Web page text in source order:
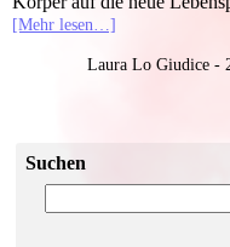
[Mehr lesen…]
Laura Lo Giudice -
Suchen